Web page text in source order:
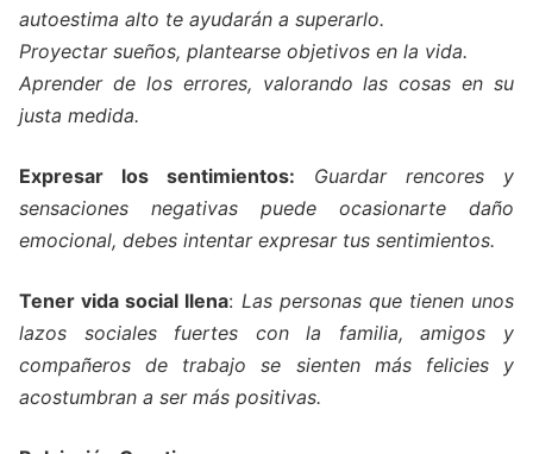
autoestima alto te ayudarán a superarlo.
Proyectar sueños, plantearse objetivos en la vida.
Aprender de los errores, valorando las cosas en su
justa medida.
Expresar los sentimientos:
Guardar rencores y
sensaciones negativas puede ocasionarte daño
emocional, debes intentar expresar tus sentimientos.
Tener vida social llena: Las personas que tienen unos
lazos sociales fuertes con la familia, amigos y
compañeros de trabajo se sienten más felicies y
acostumbran a ser más positivas.